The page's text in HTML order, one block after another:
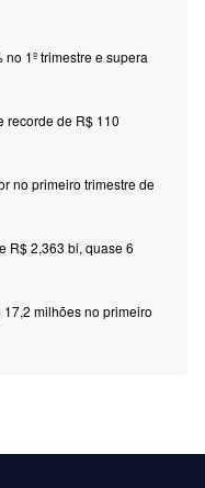
1º trimestre e supera
recorde de R$ 110
no primeiro trimestre de
R$ 2,363 bi, quase 6
milhões no primeiro